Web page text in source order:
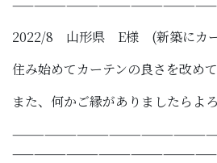
———————————————————
2022/8 山形県 E様 (新築にカ
住み始めてカーテンの良さを改め
また、何かご縁がありましたらよ
———————————————————